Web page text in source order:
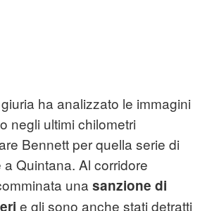
ha analizzato le immagini
negli ultimi chilometri
Bennett per quella serie di
Quintana. Al corridore
una sanzione di
e gli sono anche stati detratti